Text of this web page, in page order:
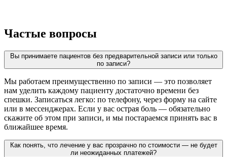
Частые вопросы
Вы принимаете пациентов без предварительной записи или только
по записи?
Мы работаем преимущественно по записи — это позволяет
нам уделить каждому пациенту достаточно времени без
спешки. Записаться легко: по телефону, через форму на сайте
или в мессенджерах. Если у вас острая боль — обязательно
скажите об этом при записи, и мы постараемся принять вас в
ближайшее время.
Как понять, что лечение у вас прозрачно по стоимости — не будет
ли неожиданных платежей?